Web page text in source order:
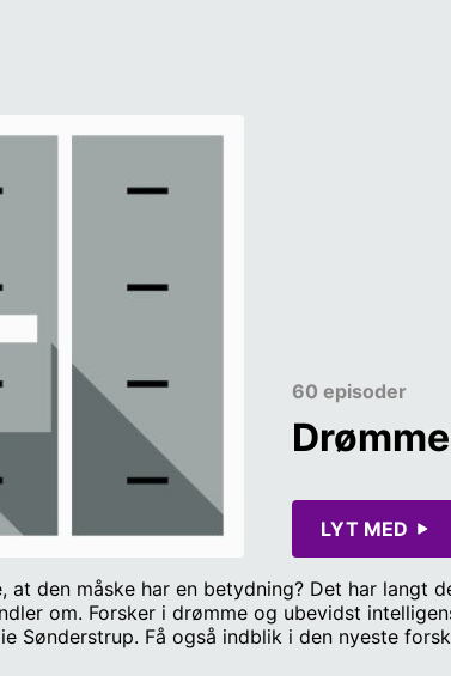
60 episoder
LYT MED
den måske har en betydning? Det har langt
om. Forsker i drømme og ubevidst
Sønderstrup. Få også indblik i den nyeste